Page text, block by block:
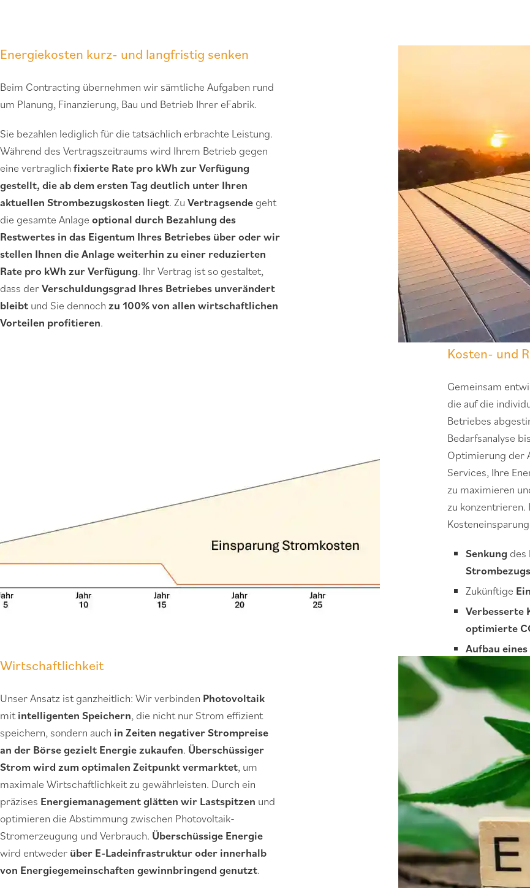
Energiekosten kurz- und langfristig senken
Beim Contracting übernehmen wir sämtliche Aufgaben rund
um Planung, Finanzierung, Bau und Betrieb Ihrer eFabrik.
Sie bezahlen lediglich für die tatsächlich erbrachte Leistung.
Während des Vertragszeitraums wird Ihrem Betrieb gegen
eine vertraglich fixierte Rate pro kWh zur Verfügung
gestellt, die ab dem ersten Tag deutlich unter Ihren
aktuellen Strombezugskosten liegt. Zu Vertragsende geht
die gesamte Anlage optional durch Bezahlung des
Restwertes in das Eigentum Ihres Betriebes über oder wir
stellen Ihnen die Anlage weiterhin zu einer reduzierten
Rate pro kWh zur Verfügung. Ihr Vertrag ist so gestaltet,
dass derVerschuldungsgrad Ihres Betriebes unverändert
bleibt und Sie dennoch zu 100% von allen wirtschaftlichen
Vorteilen profitieren.
Kosten- und
Gemeinsam
die auf die
Betriebes
Bedarfsanalyse
Optimierung der
Services, Ihre
zu maximieren
zu
Senkung des
Zukünftige
Verbesserte
optimierte
Aufbau
Wirtschaftlichkeit
Unser Ansatz ist ganzheitlich: Wir verbinden Photovoltaik
mitintelligenten Speichern, die nicht nur Strom effizient
speichern, sondern auch in Zeiten negativer Strompreise
an der Börse gezielt Energie zukaufen. Überschüssiger
Strom wird zum optimalen Zeitpunkt vermarktet, um
maximale Wirtschaftlichkeit zu gewährleisten. Durch ein
präzises Energiemanagement glätten wir Lastspitzen und
optimieren die Abstimmung zwischen Photovoltaik-
Stromerzeugung und Verbrauch. Überschüssige Energie
wird entweder über E-Ladeinfrastruktur oder innerhalb
von Energiegemeinschaften gewinnbringend genutzt.